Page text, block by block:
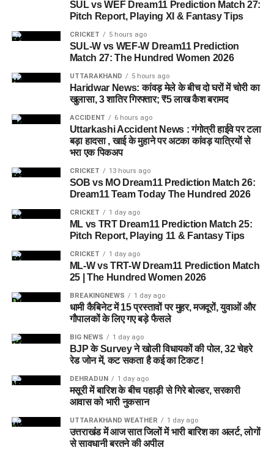
करने की दिशा में काम कर रहा है, जहां रहने वाले लोगों को संस्थागत माहौल
के बजाय परिवार जैसा वातावरण मिल सके।
16 घरों में मिलेगा परिवार जैसा माहौल
प्रस्तावित आलंबन गांव में कॉटेज और छोटे घर विकसित किए जाएंगे। यहां
यूनिट में करीब दो महिलाएं, चार बच्चे और एक किशोरी को शामिल किया
जाएगा। इस तरह उन्हें एक परिवार की तरह साथ रहने का अवसर मिलेगा।
हर यूनिट में अलग किचन जैसी सुविधाएं भी होंगी, ताकि वहां रहने वाली
महिलाओं और बच्चों को रोजमर्रा के जीवन में ज्यादा स्वतंत्रता और जिम्मेदारी
का अनुभव हो सके। प्रस्तावित परिसर में कुल 16 घर विकसित किए
जाएंगे, जिनमें करीब 88 लोगों के रहने की व्यवस्था होगी।
जेल नहीं, रेजिडेंशियल कॉम्प्लेक्स जैसा होगा माहौल
आलंबन गांव की सबसे खास बात यही होगी कि यहां रहने वाली महिलाओं
और बच्चों को यह महसूस न हो कि वे किसी जेल या बंद संस्थान में रह रहे
हैं। इसके बजाय पूरा परिसर एक रेजिडेंशियल कॉम्प्लेक्स की तरह विकसित
SUL vs WEF Dream11 Prediction Match 27:
Pitch Report, Playing XI & Fantasy Tips
CRICKET 5 hours ago
SUL-W vs WEF-W Dream11 Prediction
Match 27: The Hundred Women 2026
UTTARAKHAND 5 hours ago
Haridwar News: कांवड़ मेले के बीच दो घरों में चोरी का
खुलासा, 3 शातिर गिरफ्तार; ₹5 लाख कैश बरामद
ACCIDENT 6 hours ago
Uttarkashi Accident News : गंगोत्री हाईवे पर टला
बड़ा हादसा , खाई के मुहाने पर अटका कांवड़ यात्रियों से
भरा एक पिकअप
CRICKET 13 hours ago
SOB vs MO Dream11 Prediction Match 26:
Dream11 Team Today The Hundred 2026
CRICKET 1 day ago
ML vs TRT Dream11 Prediction Match 25:
Pitch Report, Playing 11 & Fantasy Tips
CRICKET 1 day ago
ML-W vs TRT-W Dream11 Prediction Match
25 | The Hundred Women 2026
BREAKINGNEWS 1 day ago
धामी कैबिनेट में 15 प्रस्तावों पर मुहर, मजदूरों, युवाओं और
गौपालकों के लिए गए बड़े फैसले
BIG NEWS 1 day ago
BJP के Survey ने खोली विधायकों की पोल, 32 चेहरे
रेड जोन में, कट सकता है कई का टिकट !
DEHRADUN 1 day ago
मसूरी में बारिश के बीच पहाड़ी से गिरे बोल्डर, सरकारी
आवास को भारी नुकसान
UTTARAKHAND WEATHER 1 day ago
उत्तराखंड में आज सात जिलों में भारी बारिश का अलर्ट, लोगों
से सावधानी बरतने की अपील